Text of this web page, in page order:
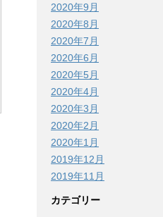
2020年9月
2020年8月
2020年7月
2020年6月
2020年5月
2020年4月
2020年3月
2020年2月
2020年1月
2019年12月
2019年11月
カテゴリー